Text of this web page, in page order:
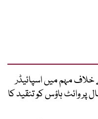
مہم میں اسپائیڈر
پر وائٹ ہاؤس کو تنقید کا